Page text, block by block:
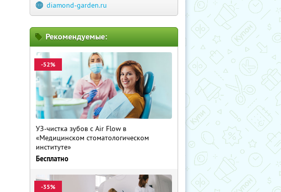
diamond-garden.ru
Рекомендуемые:
-52%
УЗ-чистка зубов с Air Flow в
«Медицинском стоматологическом
институте»
Бесплатно
-35%